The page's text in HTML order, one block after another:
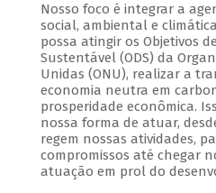
Nosso foco é integrar a
social, ambiental e
possa atingir os Objetivos
Sustentável (ODS) da
Unidas (ONU), realizar a
economia neutra em
prosperidade econômica.
nossa forma de atuar,
regem nossas atividades,
compromissos até chegar
atuação em prol do